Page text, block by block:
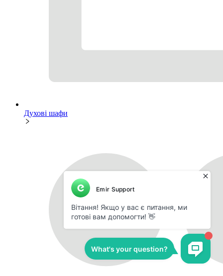
Духові шафи